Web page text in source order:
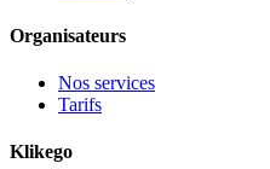
Organisateurs
Nos services
Tarifs
Klikego